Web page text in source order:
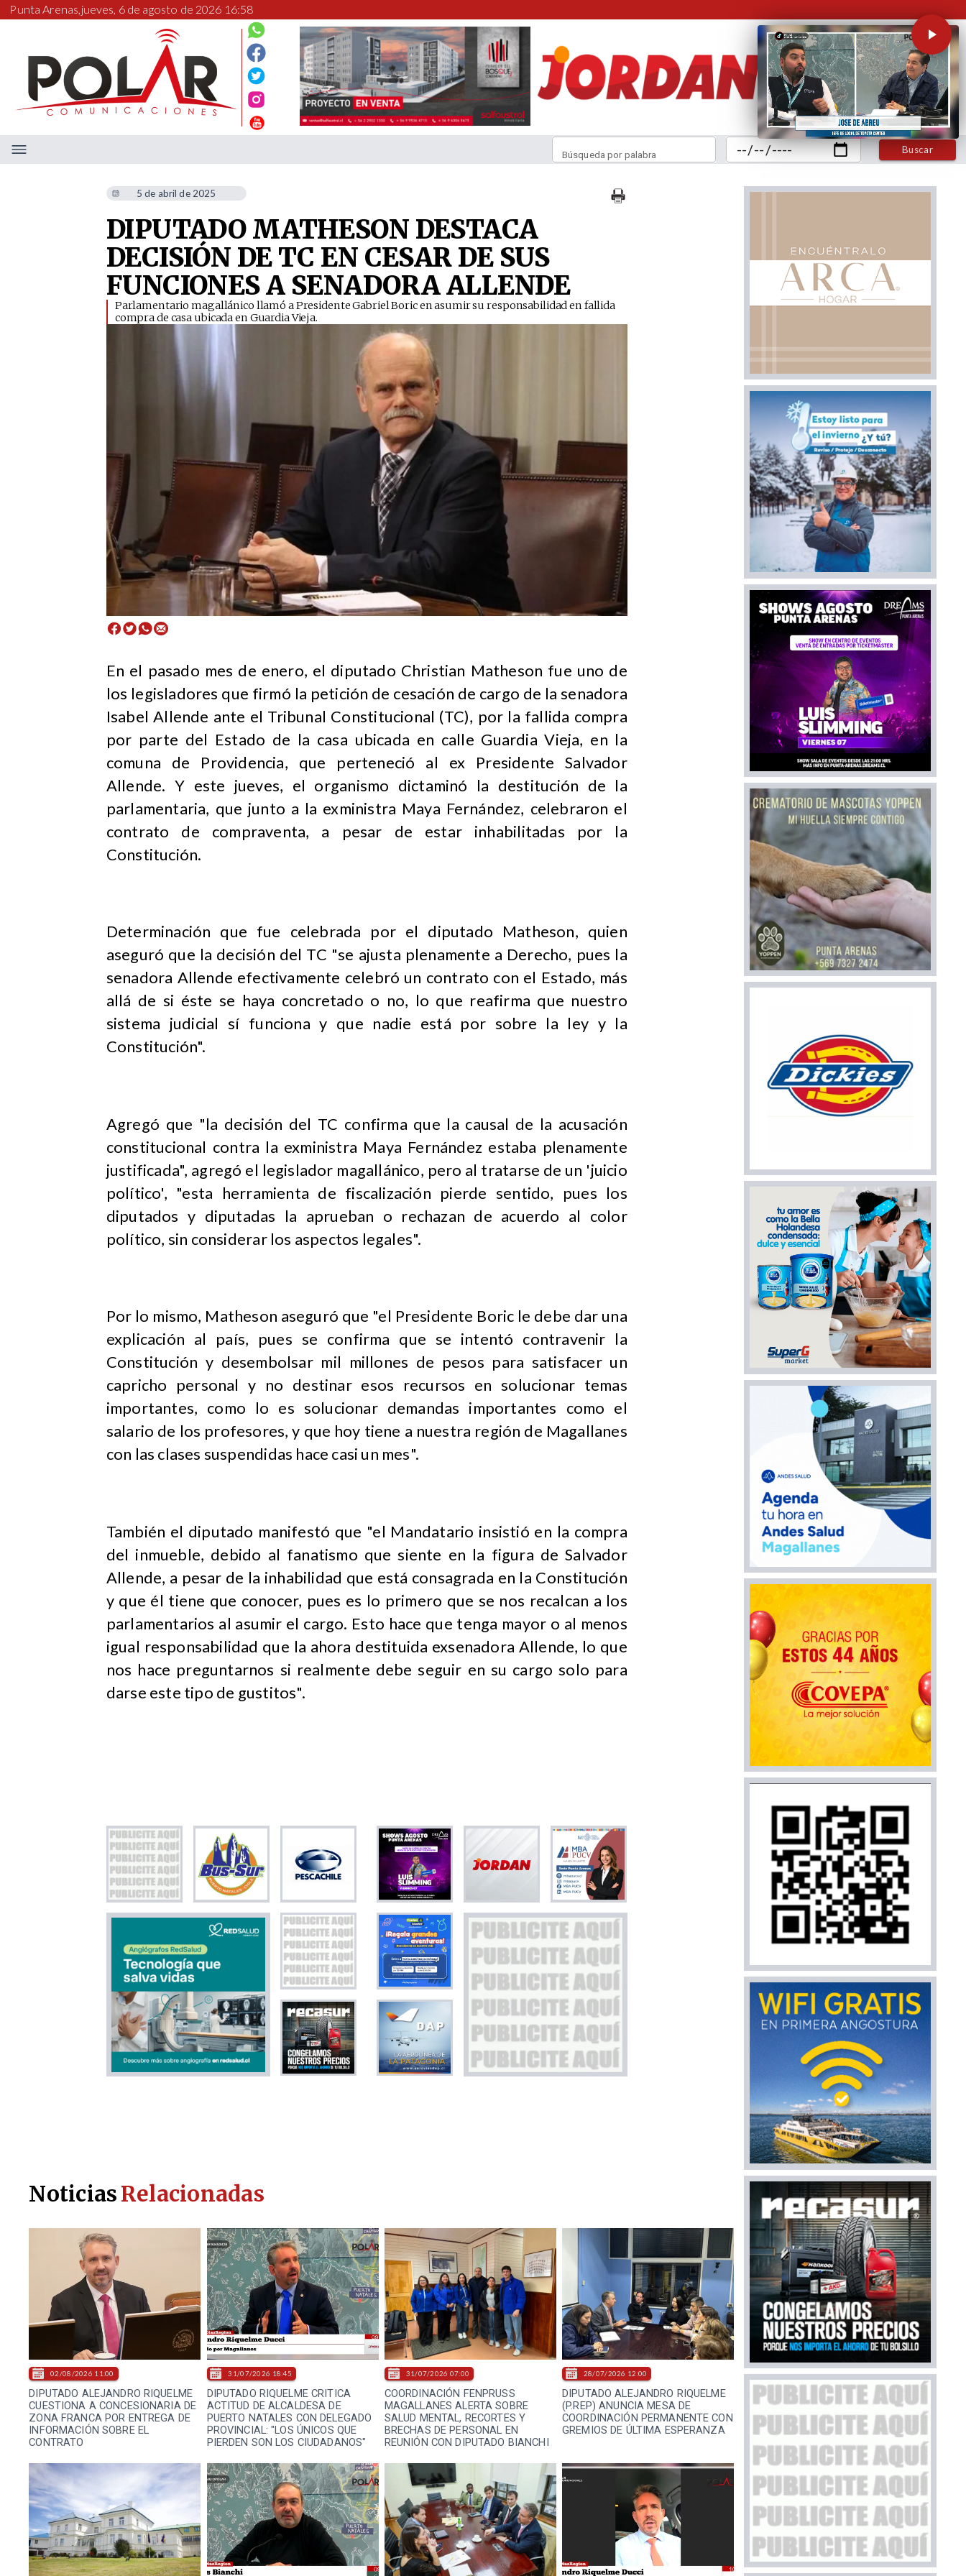
Punta Arenas,jueves, 6 de agosto de 2026 16:58
Buscar
Búsqueda por palabra
5 de abril de 2025
DIPUTADO MATHESON DESTACA
DECISIÓN DE TC EN CESAR DE SUS
FUNCIONES A SENADORA ALLENDE
​Parlamentario magallánico llamó a Presidente Gabriel Boric en asumir su responsabilidad en fallida
compra de casa ubicada en Guardia Vieja.
En el pasado mes de enero, el diputado Christian Matheson fue uno de
los legisladores que firmó la petición de cesación de cargo de la senadora
Isabel Allende ante el Tribunal Constitucional (TC), por la fallida compra
por parte del Estado de la casa ubicada en calle Guardia Vieja, en la
comuna de Providencia, que perteneció al ex Presidente Salvador
Allende. Y este jueves, el organismo dictaminó la destitución de la
parlamentaria, que junto a la exministra Maya Fernández, celebraron el
contrato de compraventa, a pesar de estar inhabilitadas por la
Constitución.
Determinación que fue celebrada por el diputado Matheson, quien
aseguró que la decisión del TC "se ajusta plenamente a Derecho, pues la
senadora Allende efectivamente celebró un contrato con el Estado, más
allá de si éste se haya concretado o no, lo que reafirma que nuestro
sistema judicial sí funciona y que nadie está por sobre la ley y la
Constitución".
Agregó que "la decisión del TC confirma que la causal de la acusación
constitucional contra la exministra Maya Fernández estaba plenamente
justificada", agregó el legislador magallánico, pero al tratarse de un 'juicio
político', "esta herramienta de fiscalización pierde sentido, pues los
diputados y diputadas la aprueban o rechazan de acuerdo al color
político, sin considerar los aspectos legales".
Por lo mismo, Matheson aseguró que "el Presidente Boric le debe dar una
explicación al país, pues se confirma que se intentó contravenir la
Constitución y desembolsar mil millones de pesos para satisfacer un
capricho personal y no destinar esos recursos en solucionar temas
importantes, como lo es solucionar demandas importantes como el
salario de los profesores, y que hoy tiene a nuestra región de Magallanes
con las clases suspendidas hace casi un mes".
También el diputado manifestó que "el Mandatario insistió en la compra
del inmueble, debido al fanatismo que siente en la figura de Salvador
Allende, a pesar de la inhabilidad que está consagrada en la Constitución
y que él tiene que conocer, pues es lo primero que se nos recalcan a los
parlamentarios al asumir el cargo. Esto hace que tenga mayor o al menos
igual responsabilidad que la ahora destituida exsenadora Allende, lo que
nos hace preguntarnos si realmente debe seguir en su cargo solo para
darse este tipo de gustitos".
DIPUTADO ALEJANDRO RIQUELME
CUESTIONA A CONCESIONARIA DE
ZONA FRANCA POR ENTREGA DE
INFORMACIÓN SOBRE EL
CONTRATO
02/08/2026 11:00
DIPUTADO RIQUELME CRITICA
ACTITUD DE ALCALDESA DE
PUERTO NATALES CON DELEGADO
PROVINCIAL: "LOS ÚNICOS QUE
PIERDEN SON LOS CIUDADANOS"
31/07/2026 18:45
COORDINACIÓN FENPRUSS
MAGALLANES ALERTA SOBRE
SALUD MENTAL, RECORTES Y
BRECHAS DE PERSONAL EN
REUNIÓN CON DIPUTADO BIANCHI
31/07/2026 07:00
DIPUTADO ALEJANDRO RIQUELME
(P.REP) ANUNCIA MESA DE
COORDINACIÓN PERMANENTE CON
GREMIOS DE ÚLTIMA ESPERANZA
28/07/2026 12:00
NoticiasRelacionadas